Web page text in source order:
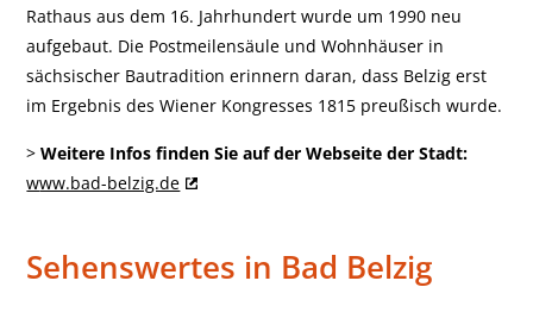
Rathaus aus dem 16. Jahrhundert wurde um 1990 neu
aufgebaut. Die Postmeilensäule und Wohnhäuser in
sächsischer Bautradition erinnern daran, dass Belzig erst
im Ergebnis des Wiener Kongresses 1815 preußisch wurde.
>Weitere Infos finden Sie auf der Webseite der Stadt:
www.bad-belzig.de
Sehenswertes in Bad Belzig